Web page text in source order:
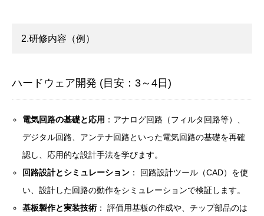
2.研修内容（例）
ハードウェア開発 (目安：3～4日)
電気回路の基礎と応用 ：アナログ回路（フィルタ回路等）、
デジタル回路、アンテナ回路といった電気回路の基礎を再確
認し、応用的な設計手法を学びます。
回路設計とシミュレーション ： 回路設計ツール（CAD）を使
い、設計した回路の動作をシミュレーションで検証します。
基板製作と実装技術 ： 評価用基板の作成や、チップ部品のは